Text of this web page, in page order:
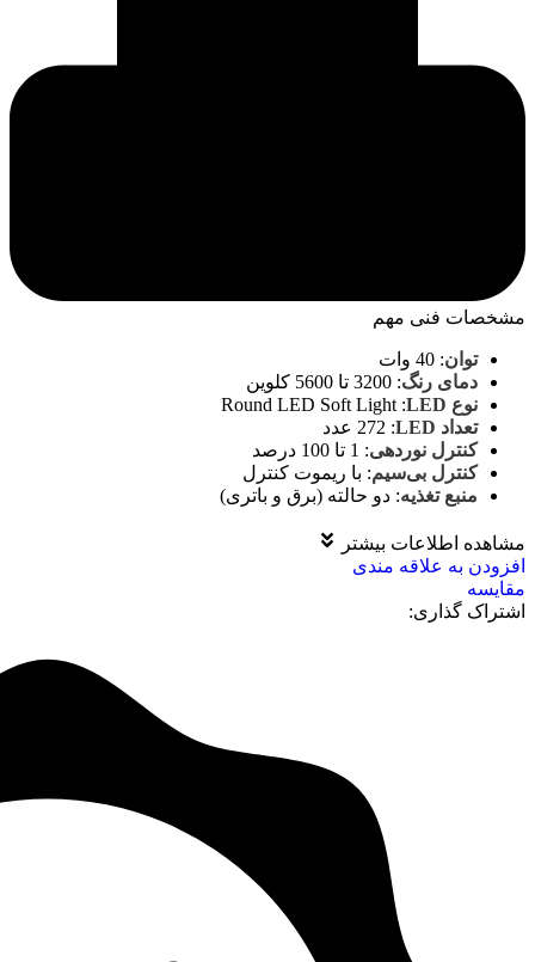
مشخصات فنی مهم
توان: 40 وات
دمای رنگ: 3200 تا 5600 کلوین
نوع LED
:
Round LED Soft Light
تعداد LED
:
272 عدد
کنترل نوردهی: 1 تا 100 درصد
کنترل بی‌سیم: با ریموت کنترل
منبع تغذیه: دو حالته (برق و باتری)
مشاهده اطلاعات بیشتر
افزودن به علاقه مندی
مقايسه
اشتراک گذاری: